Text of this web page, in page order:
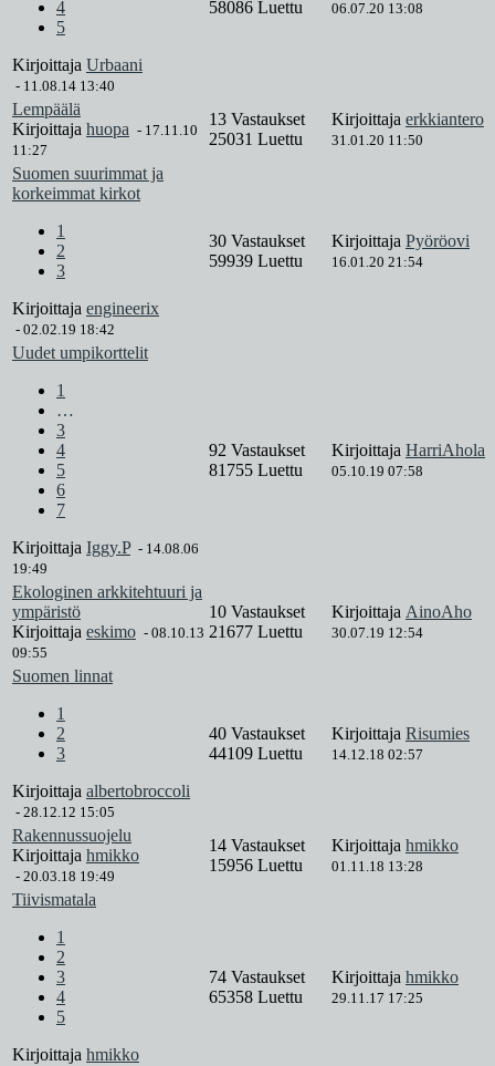
4
5
Kirjoittaja Urbaani
- 11.08.14 13:40
58086 Luettu
06.07.20 13:08
Lempäälä
Kirjoittaja huopa - 17.11.10
11:27
13 Vastaukset
25031 Luettu
Kirjoittaja erkkiantero
31.01.20 11:50
Suomen suurimmat ja
korkeimmat kirkot
1
2
3
Kirjoittaja engineerix
- 02.02.19 18:42
30 Vastaukset
59939 Luettu
Kirjoittaja Pyöröovi
16.01.20 21:54
Uudet umpikorttelit
1
…
3
4
5
6
7
Kirjoittaja Iggy.P - 14.08.06
19:49
92 Vastaukset
81755 Luettu
Kirjoittaja HarriAhola
05.10.19 07:58
Ekologinen arkkitehtuuri ja
ympäristö
Kirjoittaja eskimo - 08.10.13
09:55
10 Vastaukset
21677 Luettu
Kirjoittaja AinoAho
30.07.19 12:54
Suomen linnat
1
2
3
Kirjoittaja albertobroccoli
- 28.12.12 15:05
40 Vastaukset
44109 Luettu
Kirjoittaja Risumies
14.12.18 02:57
Rakennussuojelu
Kirjoittaja hmikko
- 20.03.18 19:49
14 Vastaukset
15956 Luettu
Kirjoittaja hmikko
01.11.18 13:28
Tiivismatala
1
2
3
4
5
Kirjoittaja hmikko
74 Vastaukset
65358 Luettu
Kirjoittaja hmikko
29.11.17 17:25